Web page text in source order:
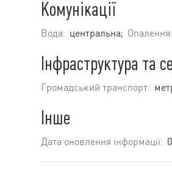
Комунікації
Вода: центральна; Опалення:
Інфраструктура та
Громадський транспорт:
Інше
Дата оновлення інформації: